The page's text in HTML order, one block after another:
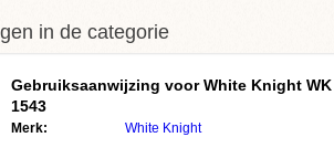
in de categorie
Gebruiksaanwijzing voor White Knight WK
1543
Merk: White Knight